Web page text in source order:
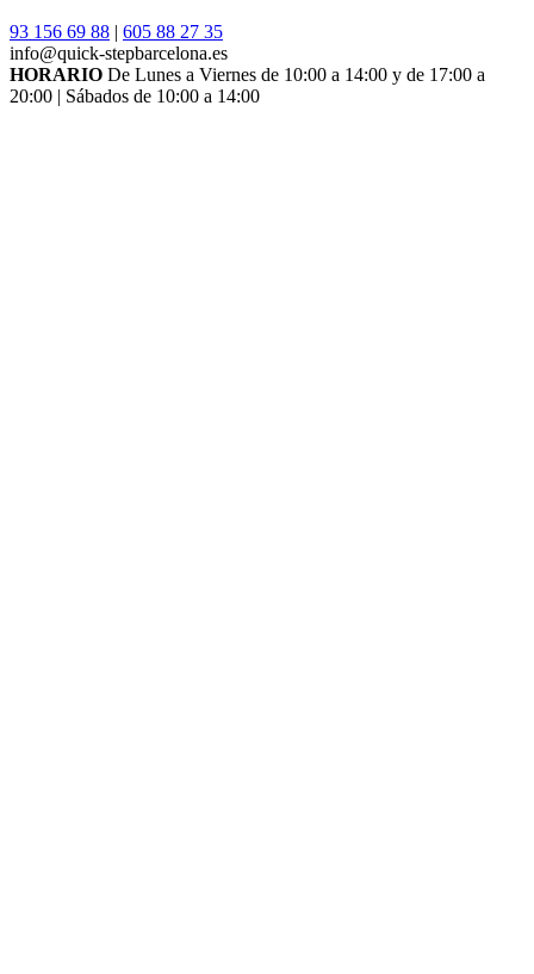
93 156 69 88 | 605 88 27 35
info@quick-stepbarcelona.es
HORARIO De Lunes a Viernes de 10:00 a 14:00 y de 17:00 a
20:00 | Sábados de 10:00 a 14:00